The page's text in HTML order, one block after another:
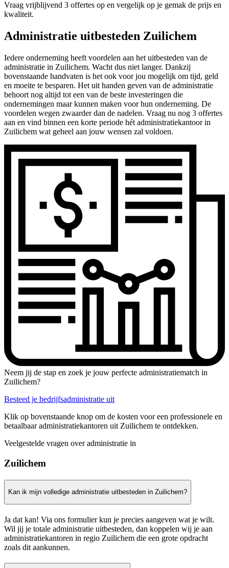
Vraag vrijblijvend 3 offertes op en vergelijk op je gemak de prijs en
kwaliteit.
Administratie uitbesteden Zuilichem
Iedere onderneming heeft voordelen aan het uitbesteden van de
administratie in Zuilichem. Wacht dus niet langer. Dankzij
bovenstaande handvaten is het ook voor jou mogelijk om tijd, geld
en moeite te besparen. Het uit handen geven van de administratie
behoort nog altijd tot een van de beste investeringen die
ondernemingen maar kunnen maken voor hun onderneming. De
voordelen wegen zwaarder dan de nadelen. Vraag nu nog 3 offertes
aan en vind binnen een korte periode hét administratiekantoor in
Zuilichem wat geheel aan jouw wensen zal voldoen.
Neem jij de stap en zoek je jouw perfecte administratiematch in
Zuilichem?
Besteed je bedrijfsadministratie uit
Klik op bovenstaande knop om de kosten voor een professionele en
betaalbaar administratiekantoren uit Zuilichem te ontdekken.
Veelgestelde vragen over administratie in
Zuilichem
Kan ik mijn volledige administratie uitbesteden in Zuilichem?
Ja dat kan! Via ons formulier kun je precies aangeven wat je wilt.
Wil jij je totale administratie uitbesteden, dan koppelen wij je aan
administratiekantoren in regio Zuilichem die een grote opdracht
zoals dit aankunnen.